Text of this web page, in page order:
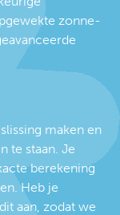
zonne-
maken en
te staan. Je
berekening
Heb je
aan, zodat we